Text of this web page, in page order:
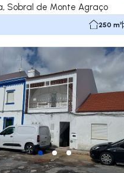
Sobral de Monte Agraço
250 m²
la izquierda